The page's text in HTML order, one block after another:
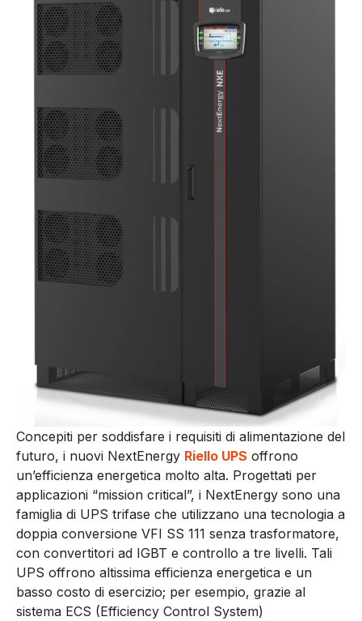
Concepiti per soddisfare i requisiti di alimentazione del
futuro, i nuovi NextEnergy Riello UPS offrono
un’efficienza energetica molto alta. Progettati per
applicazioni “mission critical”, i NextEnergy sono una
famiglia di UPS trifase che utilizzano una tecnologia a
doppia conversione VFI SS 111 senza trasformatore,
con convertitori ad IGBT e controllo a tre livelli. Tali
UPS offrono altissima efficienza energetica e un
basso costo di esercizio; per esempio, grazie al
sistema ECS (Efficiency Control System)